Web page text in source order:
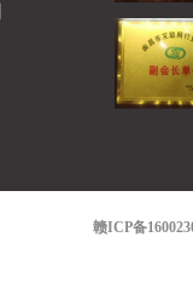
赣ICP备